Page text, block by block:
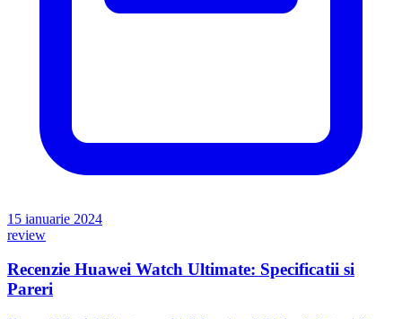
15 ianuarie 2024
review
Recenzie Huawei Watch Ultimate: Specificatii si
Pareri